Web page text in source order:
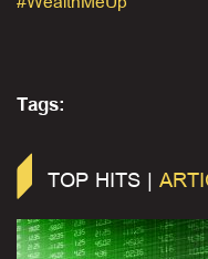
Tags:
TOP HITS |